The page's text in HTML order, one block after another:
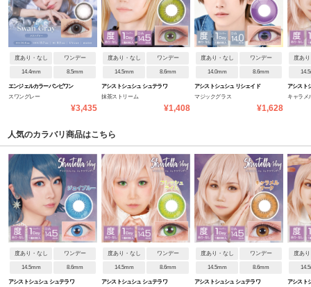
度あり・なし ワンデー
14.4mm 8.5mm
エンジェルカラーバンビワン
スワングレー
¥3,435
度あり・なし ワンデー
14.5mm 8.6mm
アシストシュシュ シュテラワ
抹茶ストリーム
¥1,408
度あり・なし ワンデー
14.0mm 8.6mm
アシストシュシュ リシェイド
マジックグラス
¥1,628
度あ
アシスト
キャラメ
人気のカラバリ商品はこちら
度あり・なし ワンデー
14.5mm 8.6mm
アシストシュシュ シュテラワ
度あり・なし ワンデー
14.5mm 8.6mm
アシストシュシュ シュテラワ
度あり・なし ワンデー
14.5mm 8.6mm
アシストシュシュ シュテラワ
度あ
アシスト